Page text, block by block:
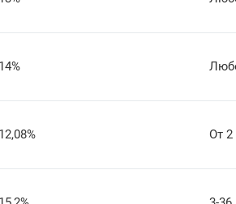
От 2